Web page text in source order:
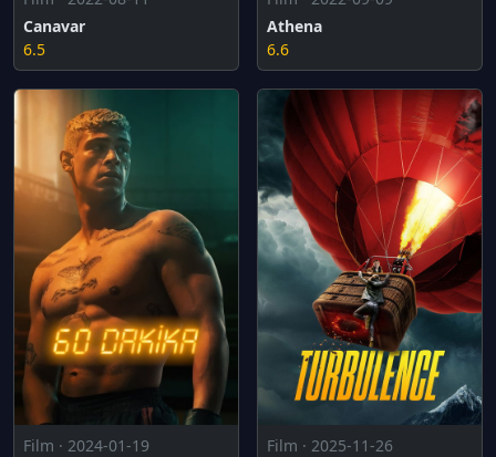
Canavar
6.5
Athena
6.6
Film · 2024-01-19
Film · 2025-11-26